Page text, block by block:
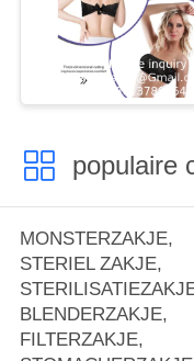
populaire
MONSTERZAKJE,
STERIEL ZAKJE,
BLENDERZAKJE,
FILTERZAKJE,